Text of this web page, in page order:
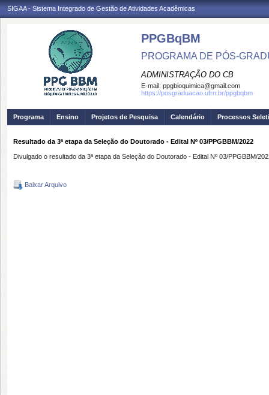
SIGAA - Sistema Integrado de Gestão de Atividades Acadêmicas
PPGBqBM
PROGRAMA DE PÓS-
ADMINISTRAÇÃO DO CB
E-mail: ppgbioquimica@gmail.com
https://posgraduacao.ufrn.br/ppgbqbm
Programa Ensino Projetos de Pesquisa Calendário Processos
Resultado da 3ª etapa da Seleção do Doutorado - Edital Nº 03/PPGBBM/2022
Divulgado o resultado da 3ª etapa da Seleção do Doutorado - Edital Nº 03/PPGBBM/
Baixar Arquivo